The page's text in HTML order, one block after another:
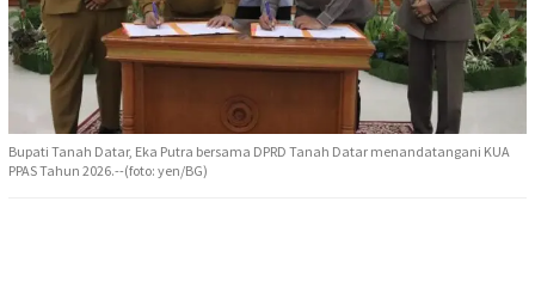
Bupati Tanah Datar, Eka Putra bersama DPRD Tanah Datar menandatangani KUA
PPAS Tahun 2026.--(foto: yen/BG)